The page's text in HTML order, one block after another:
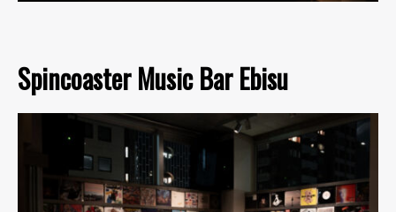
Spincoaster Music Bar Ebisu